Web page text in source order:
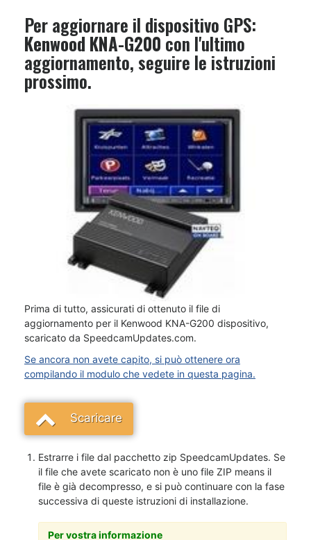
Per aggiornare il dispositivo GPS:
Kenwood KNA-G200 con l'ultimo
aggiornamento, seguire le istruzioni
prossimo.
Prima di tutto, assicurati di ottenuto il file di
aggiornamento per il Kenwood KNA-G200 dispositivo,
scaricato da SpeedcamUpdates.com.
Se ancora non avete capito, si può ottenere ora
compilando il modulo che vedete in questa pagina.
Scaricare
Estrarre i file dal pacchetto zip SpeedcamUpdates. Se
il file che avete scaricato non è uno file ZIP means il
file è già decompresso, e si può continuare con la fase
successiva di queste istruzioni di installazione.
Per vostra informazione